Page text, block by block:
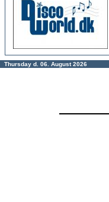
Thursday d. 06. August 2026